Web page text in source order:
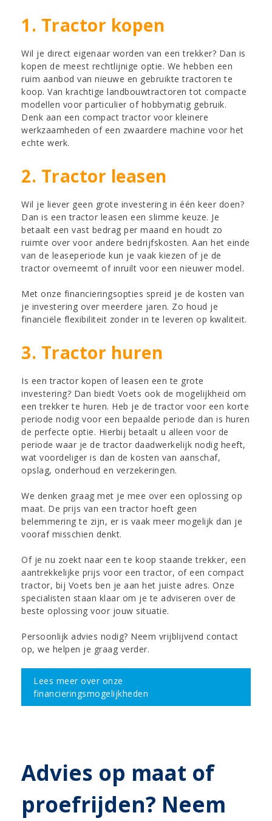
1. Tractor kopen
Wil je direct eigenaar worden van een trekker? Dan is
kopen de meest rechtlijnige optie. We hebben een
ruim aanbod van nieuwe en gebruikte tractoren te
koop. Van krachtige landbouwtractoren tot compacte
modellen voor particulier of hobbymatig gebruik.
Denk aan een compact tractor voor kleinere
werkzaamheden of een zwaardere machine voor het
echte werk.
2. Tractor leasen
Wil je liever geen grote investering in één keer doen?
Dan is een tractor leasen een slimme keuze. Je
betaalt een vast bedrag per maand en houdt zo
ruimte over voor andere bedrijfskosten. Aan het einde
van de leaseperiode kun je vaak kiezen of je de
tractor overneemt of inruilt voor een nieuwer model.
Met onze financieringsopties spreid je de kosten van
je investering over meerdere jaren. Zo houd je
financiële flexibiliteit zonder in te leveren op kwaliteit.
3. Tractor huren
Is een tractor kopen of leasen een te grote
investering? Dan biedt Voets ook de mogelijkheid om
een trekker te huren. Heb je de tractor voor een korte
periode nodig voor een bepaalde periode dan is huren
de perfecte optie. Hierbij betaalt u alleen voor de
periode waar je de tractor daadwerkelijk nodig heeft,
wat voordeliger is dan de kosten van aanschaf,
opslag, onderhoud en verzekeringen.
We denken graag met je mee over een oplossing op
maat. De prijs van een tractor hoeft geen
belemmering te zijn, er is vaak meer mogelijk dan je
vooraf misschien denkt.
Of je nu zoekt naar een te koop staande trekker, een
aantrekkelijke prijs voor een tractor, of een compact
tractor, bij Voets ben je aan het juiste adres. Onze
specialisten staan klaar om je te adviseren over de
beste oplossing voor jouw situatie.
Persoonlijk advies nodig? Neem vrijblijvend contact
op, we helpen je graag verder.
Lees meer over onze
financieringsmogelijkheden
Advies op maat of
proefrijden? Neem